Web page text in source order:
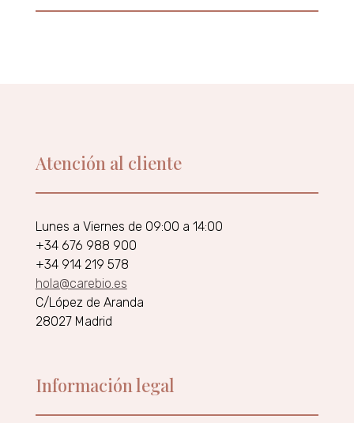
Atención al cliente
Lunes a Viernes de 09:00 a 14:00
+34 676 988 900
+34 914 219 578
hola@carebio.es
C/López de Aranda
28027 Madrid
Información legal